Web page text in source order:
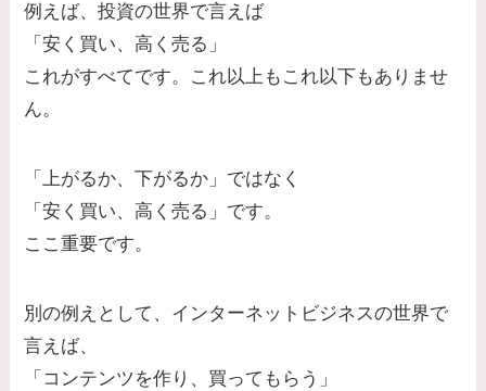
例えば、投資の世界で言えば
「安く買い、高く売る」
これがすべてです。これ以上もこれ以下もありませ
ん。
「上がるか、下がるか」ではなく
「安く買い、高く売る」です。
ここ重要です。
別の例えとして、インターネットビジネスの世界で
言えば、
「コンテンツを作り、買ってもらう」